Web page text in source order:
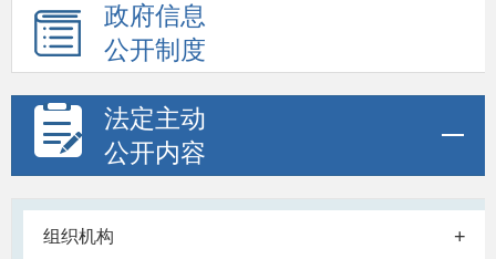
政府信息
公开制度
法定主动
公开内容
组织机构 +